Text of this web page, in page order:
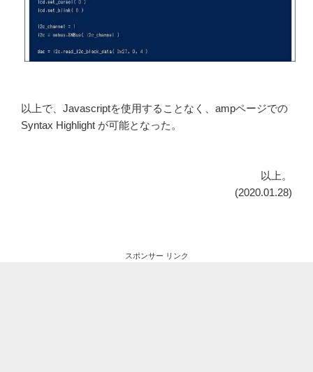
以上で、Javascriptを使用することなく、ampページでの
Syntax Highlight が可能となった。
以上。
(2020.01.28)
スポンサー リンク